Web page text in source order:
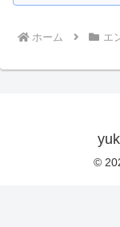
ホーム エ
©